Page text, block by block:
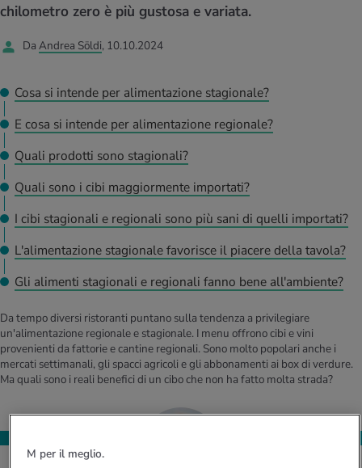
nutritive
D’ATTUALITÀ NELL’AMBITO ALIMENTAZIONE
Calcolatore BMI
D’ATTUALITÀ NELL’AMBITO MOVIMENTO
Calcola il consumo calorico
Corsa & Jogging
D’ATTUALITÀ NELL’AMBITO RILASSAMENTO
Lavoro e salute
Rilassamento attivo
mediche
D’ATTUALITÀ NELL’AMBITO MEDICINA
Abbassare la pressione sanguigna
D’ATTUALITÀ NELL’AMBITO SERVIZIO
Tool, test e quiz
chilometro zero è più gustosa e variata.
Da Andrea Söldi, 10.10.2024
Cosa si intende per alimentazione stagionale?
E cosa si intende per alimentazione regionale?
Quali prodotti sono stagionali?
Quali sono i cibi maggiormente importati?
I cibi stagionali e regionali sono più sani di quelli importati?
L'alimentazione stagionale favorisce il piacere della tavola?
Gli alimenti stagionali e regionali fanno bene all'ambiente?
Da tempo diversi ristoranti puntano sulla tendenza a privilegiare
un'alimentazione regionale e stagionale. I menu offrono cibi e vini
provenienti da fattorie e cantine regionali. Sono molto popolari anche i
mercati settimanali, gli spacci agricoli e gli abbonamenti ai box di verdure.
Ma quali sono i reali benefici di un cibo che non ha fatto molta strada?
M per il meglio.